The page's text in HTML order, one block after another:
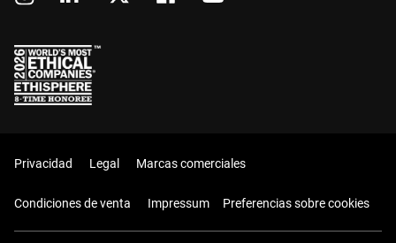
Privacidad Legal Marcas comerciales
Condiciones de venta Impressum Preferencias sobre cookies